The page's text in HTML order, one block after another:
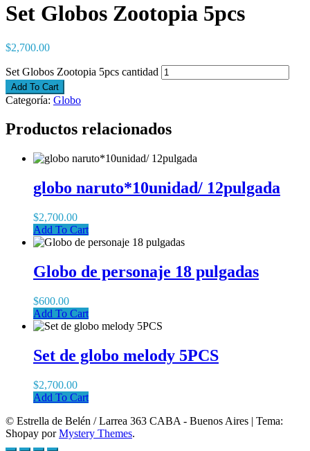
Set Globos Zootopia 5pcs
$2,700.00
Set Globos Zootopia 5pcs cantidad
Add To Cart
Categoría: Globo
Productos relacionados
globo naruto*10unidad/ 12pulgada
$2,700.00
Add To Cart
Globo de personaje 18 pulgadas
$600.00
Add To Cart
Set de globo melody 5PCS
$2,700.00
Add To Cart
© Estrella de Belén / Larrea 363 CABA - Buenos Aires | Tema:
Shopay porMystery Themes.